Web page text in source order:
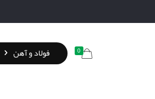
0 فولاد و آهن